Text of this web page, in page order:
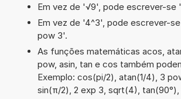
Em vez de '√9', pode escrever-se
Em vez de '4^3', pode escrever-
pow 3'.
As funções matemáticas acos,
pow, asin, tan e cos também
Exemplo: cos(pi/2), atan(1/4), 3
sin(π/2), 2 exp 3, sqrt(4), tan(90°),